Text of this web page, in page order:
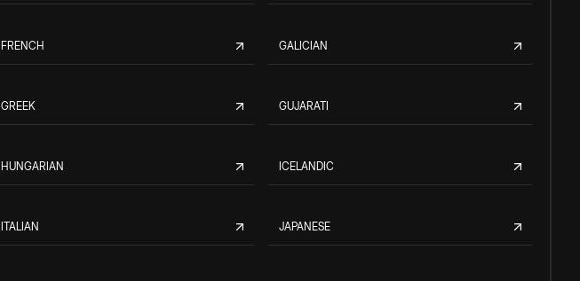
FRENCH GALICIAN
GREEK GUJARATI
HUNGARIAN ICELANDIC
ITALIAN JAPANESE